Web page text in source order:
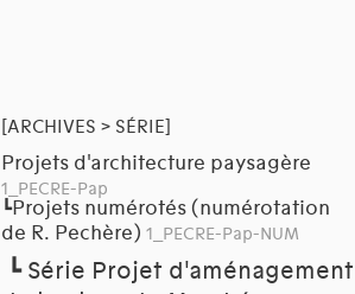
[ARCHIVES > SÉRIE]
Projets d'architecture paysagère
1_PECRE-Pap
┗Projets numérotés (numérotation
de R. Pechère) 1_PECRE-Pap-NUM
┗ Série Projet d'aménagement